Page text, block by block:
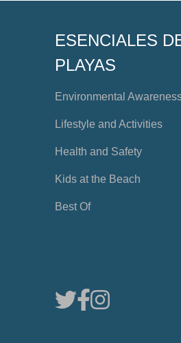
ESENCIALES
PLAYAS
Environmental
Lifestyle and Activities
Health and Safety
Kids at the Beach
Best Of